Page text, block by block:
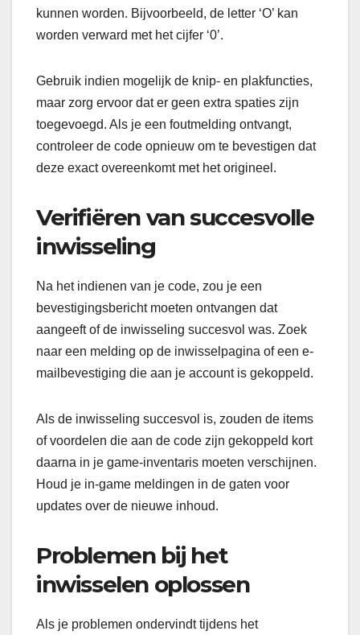
kunnen worden. Bijvoorbeeld, de letter ‘O’ kan
worden verward met het cijfer ‘0’.
Gebruik indien mogelijk de knip- en plakfuncties,
maar zorg ervoor dat er geen extra spaties zijn
toegevoegd. Als je een foutmelding ontvangt,
controleer de code opnieuw om te bevestigen dat
deze exact overeenkomt met het origineel.
Verifiëren van succesvolle
inwisseling
Na het indienen van je code, zou je een
bevestigingsbericht moeten ontvangen dat
aangeeft of de inwisseling succesvol was. Zoek
naar een melding op de inwisselpagina of een e-
mailbevestiging die aan je account is gekoppeld.
Als de inwisseling succesvol is, zouden de items
of voordelen die aan de code zijn gekoppeld kort
daarna in je game-inventaris moeten verschijnen.
Houd je in-game meldingen in de gaten voor
updates over de nieuwe inhoud.
Problemen bij het
inwisselen oplossen
Als je problemen ondervindt tijdens het